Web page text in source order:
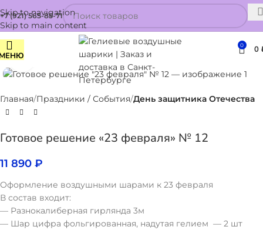
Skip to navigation
Skip to main content
+7 (921) 565-85-71
0 0
Нажмите, чтобы увеличить
Главная Праздники / События День защитника Отечества
Готовое решение «23 февраля» № 12
11 890 ₽
Оформление воздушными шарами к 23 февраля
В состав входит:
— Разнокалиберная гирлянда 3м
— Шар цифра фольгированная, надутая гелием — 2 шт